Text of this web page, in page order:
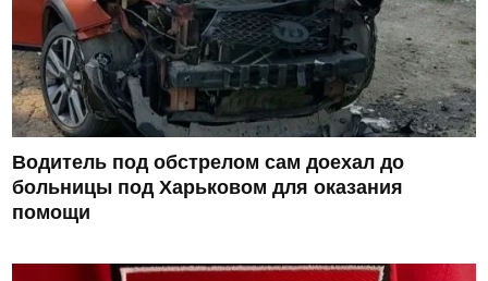
Водитель под обстрелом сам доехал до
больницы под Харьковом для оказания
помощи